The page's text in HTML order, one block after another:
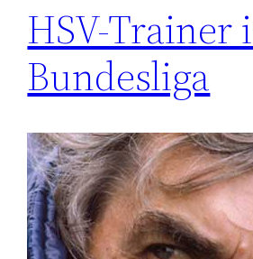
HSV-Trainer
Bundesliga